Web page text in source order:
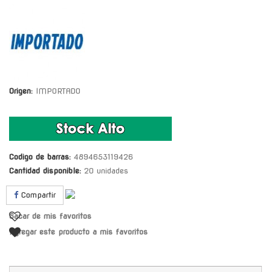
Origen: IMPORTADO
Codigo de barras: 4894653119426
Cantidad disponible: 20 unidades
Compartir
Sacar de mis favoritos
Agregar este producto a mis favoritos